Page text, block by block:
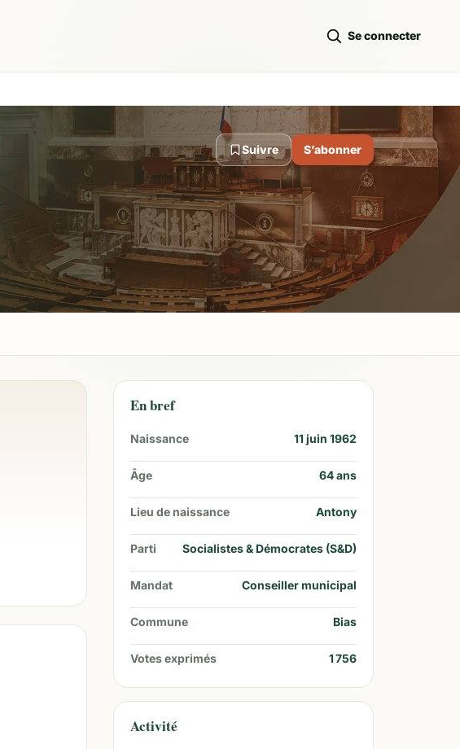
Se connecter
Suivre S’abonner
En bref
Naissance 11 juin 1962
Âge 64ans
Lieu de naissance Antony
Parti Socialistes & Démocrates (S&D)
Mandat Conseiller municipal
Commune Bias
Votes exprimés 1 756
Activité